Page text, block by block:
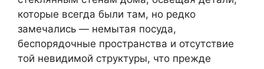
которые всегда были там, но редко
замечались — немытая посуда,
беспорядочные пространства и отсутствие
той невидимой структуры, что прежде